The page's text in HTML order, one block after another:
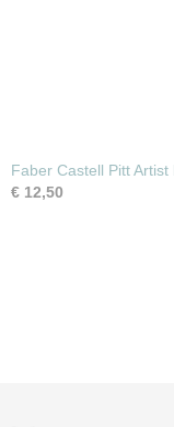
Faber Castell Pitt
€ 12,50